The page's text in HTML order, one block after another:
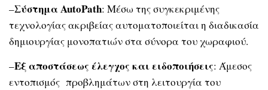
–ΣύστημαAutoPath: Μέσω της συγκεκριμένης
τεχνολογίας ακριβείας αυτοματοποιείται η διαδικασία
δημιουργίας μονοπατιών στα σύνορα του χωραφιού.
–Εξ αποστάσεως έλεγχος και ειδοποιήσεις: Άμεσος
εντοπισμός προβλημάτων στη λειτουργία του